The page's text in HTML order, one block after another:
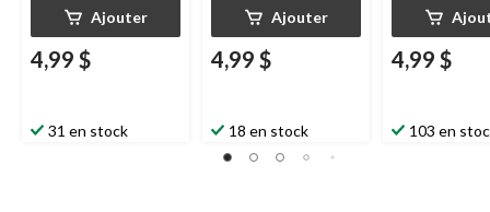
Ajouter
4,99 $
31 en stock
Ajouter
4,99 $
18 en stock
4,99 $
103 en